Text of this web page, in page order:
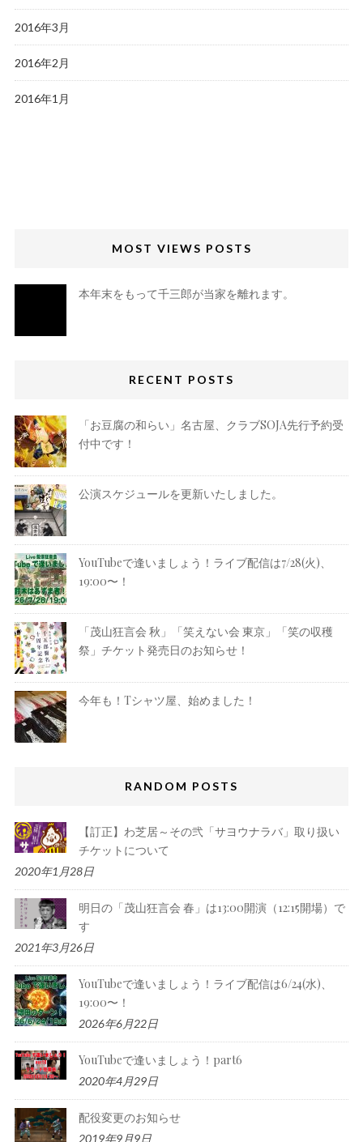
2016年3月
2016年2月
2016年1月
MOST VIEWS POSTS
本年末をもって千三郎が当家を離れます。
RECENT POSTS
「お豆腐の和らい」名古屋、クラブSOJA先行予約受
付中です！
公演スケジュールを更新いたしました。
YouTubeで逢いましょう！ライブ配信は7/28(火)、
19:00〜！
「茂山狂言会 秋」「笑えない会 東京」「笑の収穫
祭」チケット発売日のお知らせ！
今年も！Tシャツ屋、始めました！
RANDOM POSTS
【訂正】わ芝居～その弐「サヨウナラバ」取り扱い
チケットについて
2020年1月28日
明日の「茂山狂言会 春」は13:00開演（12:15開場）で
す
2021年3月26日
YouTubeで逢いましょう！ライブ配信は6/24(水)、
19:00〜！
2026年6月22日
YouTubeで逢いましょう！part6
2020年4月29日
配役変更のお知らせ
2019年9月9日